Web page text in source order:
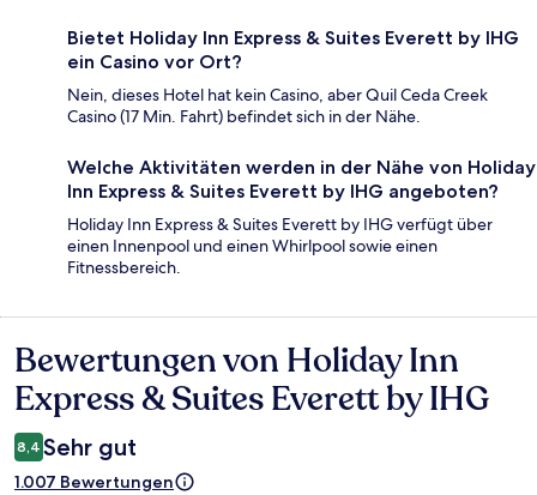
Bietet Holiday Inn Express & Suites Everett by IHG
ein Casino vor Ort?
Nein, dieses Hotel hat kein Casino, aber Quil Ceda Creek
Casino (17 Min. Fahrt) befindet sich in der Nähe.
Welche Aktivitäten werden in der Nähe von Holiday
Inn Express & Suites Everett by IHG angeboten?
Holiday Inn Express & Suites Everett by IHG verfügt über
einen Innenpool und einen Whirlpool sowie einen
Fitnessbereich.
Bewertungen
Bewertungen von Holiday Inn
Express & Suites Everett by IHG
8,4 Sehr gut
1.007 Bewertungen